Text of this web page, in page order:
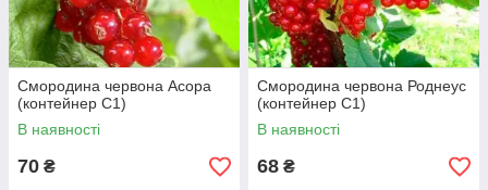
Смородина червона Асора
(контейнер С1)
В наявності
70 ₴
Смородина червона Роднеус
(контейнер С1)
В наявності
68 ₴